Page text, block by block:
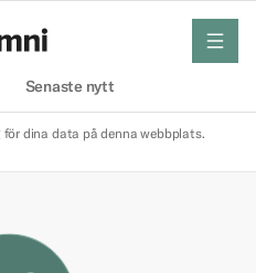
Senaste nytt
meny
dina data på denna webbplats.